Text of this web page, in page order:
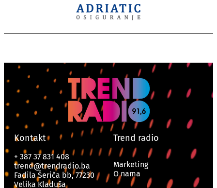
Kontakt
+ 387 37 831 408
trend@trendradio.ba
Fadila Šeriča bb, 77230
Velika Kladuša
Trend radio
Marketing
O nama